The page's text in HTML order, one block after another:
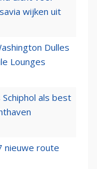
wijken uit
Dulles
Lounges
als best
nieuwe route